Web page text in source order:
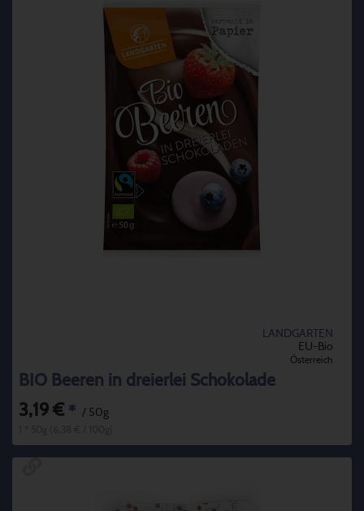
LANDGARTEN
EU-Bio
Österreich
BIO Beeren in dreierlei Schokolade
3,19 € * / 50g